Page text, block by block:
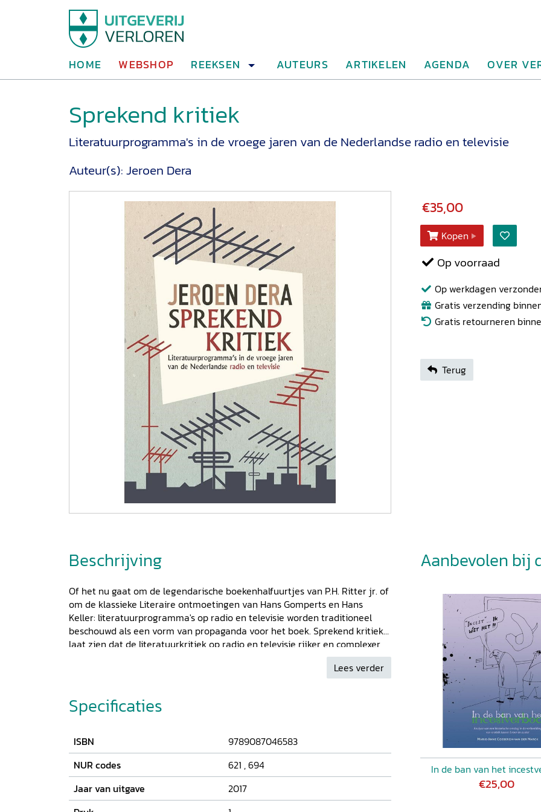
HOME WEBSHOP REEKSEN AUTEURS ARTIKELEN AGENDA OVER
Sprekend kritiek
Literatuurprogramma's in de vroege jaren van de Nederlandse radio en televisie
Auteur(s):Jeroen Dera
€35,00
Kopen
Op voorraad
Op werkdagen
Gratis verzending
Gratis retourneren
Terug
Beschrijving
Of het nu gaat om de legendarische boekenhalfuurtjes van P.H. Ritter jr. of
om de klassieke Literaire ontmoetingen van Hans Gomperts en Hans
Keller: literatuurprogramma's op radio en televisie worden traditioneel
beschouwd als een vorm van propaganda voor het boek. Sprekend kritiek
laat zien dat de literatuurkritiek op radio en televisie rijker en complexer
was dan dat. Jeroen Dera duikt de omroeparchieven in en ontdekt dat
deze media in hun vroege jaren ook een podium waren voor poëticale
zoektocht diept hij tal van vergeten radiolezingen en
televisiedocumentaires op, waarin literatoren en critici hun eerste
bronnen een kleurrijk beeld van een onderbelichte periode in de media-
en literatuurgeschiedenis.Sprekend kritieklegt dan ook vast wat al te lang
vervluchtigd leek.
Lees verder
Specificaties
ISBN
9789087046583
NUR codes
621 ,694
Jaar van uitgave
2017
Aanbevolen bij
In de ban van het
€25,00